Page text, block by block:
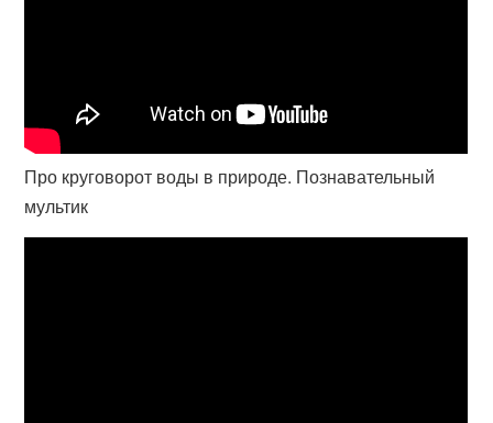
Про круговорот воды в природе. Познавательный
мультик